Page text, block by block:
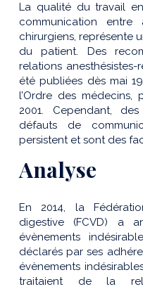
La qualité du travail
communication entre
chirurgiens, représente
du patient. Des
relations
été publiées dès mai
l’Ordre des médecins,
2001. Cependant,
défauts de
persistent et sont des
Analyse
En 2014, la
digestive (FCVD) a
évènements
déclarés par ses
évènements
traitaient de la